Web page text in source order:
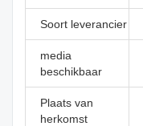
Soort leverancier
media
beschikbaar
Plaats van
herkomst